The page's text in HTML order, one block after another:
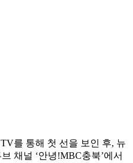
를 통해 첫 선을 보인 후, 뉴
채널 ‘안녕!MBC충북’에서